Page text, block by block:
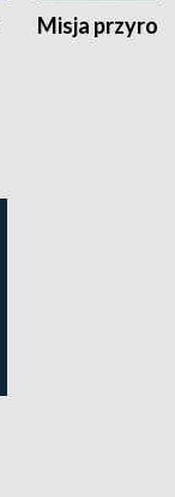
Misja